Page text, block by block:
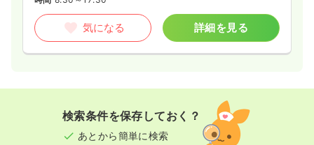
気になる 詳細を見る
検索条件を保存しておく？
あとから簡単に検索